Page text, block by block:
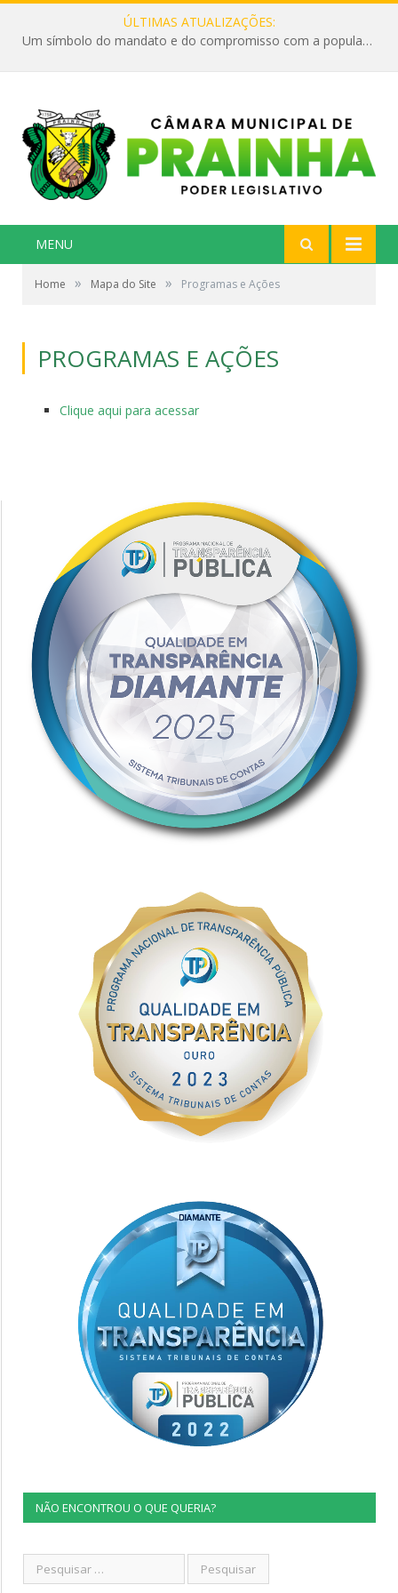
ÚLTIMAS ATUALIZAÇÕES:
Um símbolo do mandato e do compromisso com a população
MENU
Home » Mapa do Site » Programas e Ações
PROGRAMAS E AÇÕES
Clique aqui para acessar
NÃO ENCONTROU O QUE QUERIA?